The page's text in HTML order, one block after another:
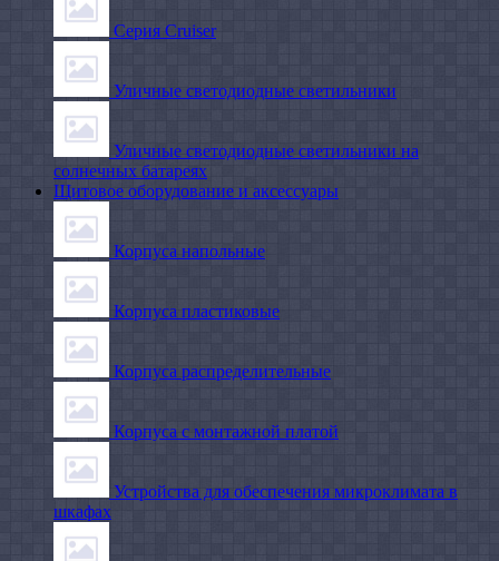
Серия Cruiser
Уличные светодиодные светильники
Уличные светодиодные светильники на
солнечных батареях
Щитовое оборудование и аксессуары
Корпуса напольные
Корпуса пластиковые
Корпуса распределительные
Корпуса с монтажной платой
Устройства для обеспечения микроклимата в
шкафах